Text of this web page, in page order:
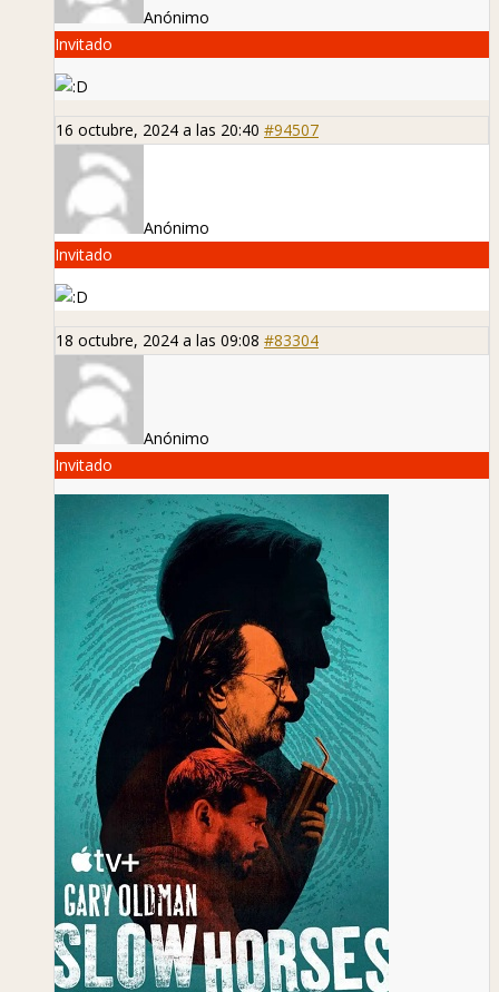
Anónimo
Invitado
16 octubre, 2024 a las 20:40 #94507
Anónimo
Invitado
18 octubre, 2024 a las 09:08 #83304
Anónimo
Invitado